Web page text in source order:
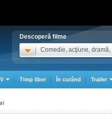
Descoperă filme
Comedie, acţiune, dramă,
Timp liber În curând Trailer